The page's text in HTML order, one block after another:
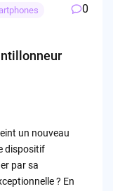
0
un nouveau
dispositif
par sa
? En